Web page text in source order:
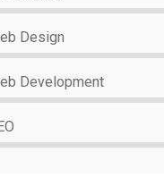
Design
Development